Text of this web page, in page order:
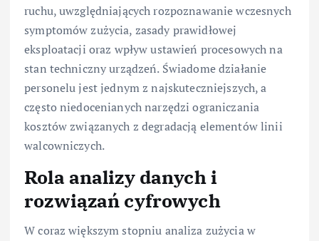
ruchu, uwzględniających rozpoznawanie wczesnych
symptomów zużycia, zasady prawidłowej
eksploatacji oraz wpływ ustawień procesowych na
stan techniczny urządzeń. Świadome działanie
personelu jest jednym z najskuteczniejszych, a
często niedocenianych narzędzi ograniczania
kosztów związanych z degradacją elementów linii
walcowniczych.
Rola analizy danych i
rozwiązań cyfrowych
W coraz większym stopniu analiza zużycia w